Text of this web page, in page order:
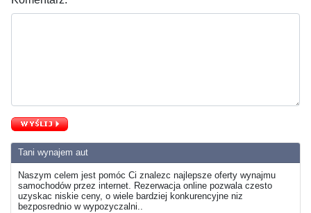
Tani wynajem aut
Naszym celem jest pomóc Ci znalezc najlepsze oferty wynajmu
samochodów przez internet. Rezerwacja online pozwala czesto
uzyskac niskie ceny, o wiele bardziej konkurencyjne niz
bezposrednio w wypozyczalni..